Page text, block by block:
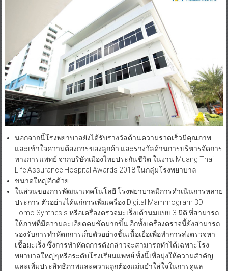
นอกจากนี้โรงพยาบาลยังได้รับรางวัลด้านความรวดเร็วมีคุณภาพ
และเข้าใจความต้องการของลูกค้า และรางวัลด้านการบริหารจัดการ
ทางการแพทย์ จากบริษัทเมืองไทยประกันชีวิต ในงาน Muang Thai
Life Assurance Hospital Awards 2018 ในกลุ่มโรงพยาบาล
ขนาดใหญ่อีกด้วย
ในส่วนของการพัฒนาเทคโนโลยี โรงพยาบาลมีการดำเนินการหลาย
ประการ ตัวอย่างได้แก่การเพิ่มเครื่อง Digital Mammogram 3D
Tomo Synthesis หรือเครื่องตรวจมะเร็งเต้านมแบบ 3 มิติ ที่สามารถ
ให้ภาพที่มีความละเอียดคมชัดมากขึ้น อีกทั้งเครื่องตรวจนี้ยังสามารถ
รองรับการทำหัตถการเก็บตัวอย่างชิ้นเนื้อเยื่อเพื่อทำการส่งตรวจหา
เชื้อมะเร็ง ซึ่งการทำหัตถการดังกล่าวจะสามารถทำได้เฉพาะโรง
พยาบาลใหญ่ๆหรือระดับโรงเรียนแพทย์ ทั้งนี้เพื่อมุ่งให้ความสำคัญ
และเพิ่มประสิทธิภาพและความถูกต้องแม่นยำใส่ใจในการดูแล